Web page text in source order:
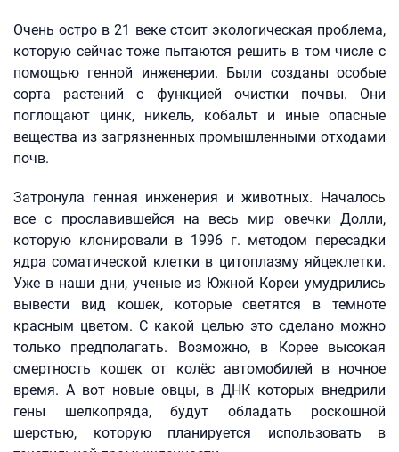
Очень остро в 21 веке стоит экологическая проблема,
которую сейчас тоже пытаются решить в том числе с
помощью генной инженерии. Были созданы особые
сорта растений с функцией очистки почвы. Они
поглощают цинк, никель, кобальт и иные опасные
вещества из загрязненных промышленными отходами
почв.
Затронула генная инженерия и животных. Началось
все с прославившейся на весь мир овечки Долли,
которую клонировали в 1996 г. методом пересадки
ядра соматической клетки в цитоплазму яйцеклетки.
Уже в наши дни, ученые из Южной Кореи умудрились
вывести вид кошек, которые светятся в темноте
красным цветом. С какой целью это сделано можно
только предполагать. Возможно, в Корее высокая
смертность кошек от колёс автомобилей в ночное
время. А вот новые овцы, в ДНК которых внедрили
гены шелкопряда, будут обладать роскошной
шерстью, которую планируется использовать в